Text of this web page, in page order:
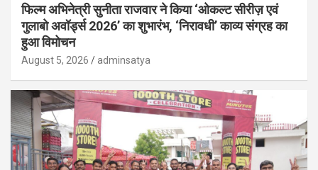
फिल्म अभिनेत्री सुनीता राजवार ने किया ‘ओकल्ट सीरीज़ एवं
गुलाबो अवॉर्ड्स 2026’ का शुभारंभ, ‘निरावधी’ काव्य संग्रह का
हुआ विमोचन
August 5, 2026 adminsatya